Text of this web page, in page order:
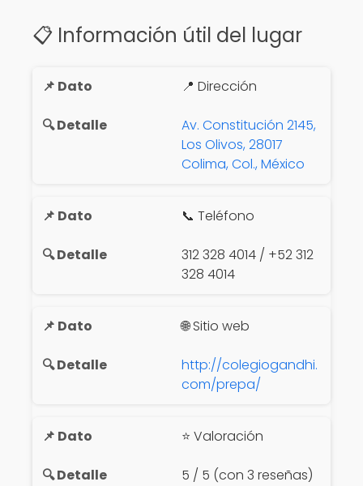
📋 Información útil del lugar
📍 Dirección
Av. Constitución 2145,
Los Olivos, 28017
Colima, Col., México
📞 Teléfono
312 328 4014 / +52 312
328 4014
🌐 Sitio web
http://colegiogandhi.
com/prepa/
⭐ Valoración
5 / 5 (con 3 reseñas)